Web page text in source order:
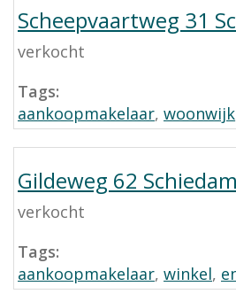
Scheepvaartweg 31
verkocht
Tags:
aankoopmakelaar, woonwijk
Gildeweg 62 Schiedam
verkocht
Tags:
aankoopmakelaar, winkel,